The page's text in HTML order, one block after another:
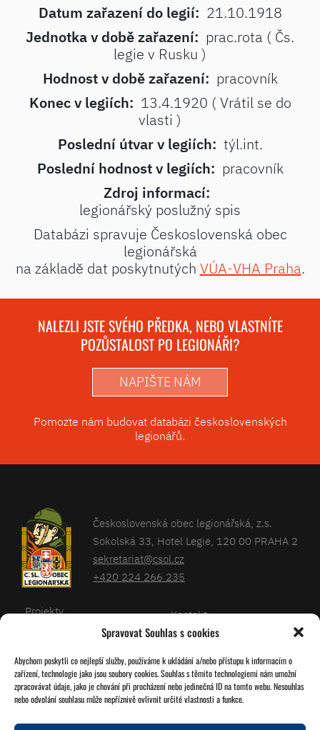
Spravovat Souhlas s cookies
Abychom poskytli co nejlepší služby, používáme k ukládání a/nebo přístupu k informacím o
zařízení, technologie jako jsou soubory cookies. Souhlas s těmito technologiemi nám umožní
zpracovávat údaje, jako je chování při procházení nebo jedinečná ID na tomto webu. Nesouhlas
nebo odvolání souhlasu může nepříznivě ovlivnit určité vlastnosti a funkce.
Datum zařazení do legií: 21.10.1918
Jednotka v době zařazení: prac.rota ( Čs.
legie v Rusku )
Hodnost v době zařazení: pracovník
Konec v legiích: 13.4.1920 ( Vrátil se do
vlasti )
Poslední útvar v legiích: týl.int.
Poslední hodnost v legiích: pracovník
Zdroj informací:
legionářský poslužný spis
Databázi spravuje Československá obec
legionářská
na základě dat poskytnutých VÚA-VHA Praha.
NALEZLI JSTE SVÉHO PŘEDKA, NEBO VLASTNÍTE
POZŮSTALOST PO LEGIONÁŘI?
NAPIŠTE NÁM
Pomozte nám budovat databázi československých
legionářů.
Československá obec legionářská, z.s.
Sokolská 33, Hotel Legie, 120 00 PRAHA 2
sekretariat@csol.cz
+420 224 266 235
Projekty
Kalendář
O nás
Kontakt
Databáze legionářů
Pro členy
Zásady cookies